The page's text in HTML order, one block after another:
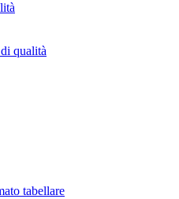
qualità
tabellare